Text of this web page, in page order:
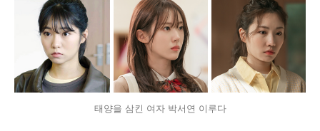
태양을 삼킨 여자 박서연 이루다